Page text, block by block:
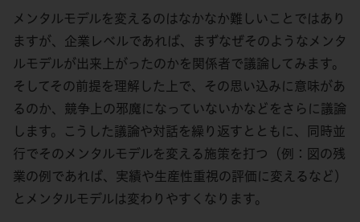
メンタルモデルを変えるのはなかなか難しいことではあり
ますが、企業レベルであれば、まずなぜそのようなメンタ
ルモデルが出来上がったのかを関係者で議論してみます。
そしてその前提を理解した上で、その思い込みに意味があ
るのか、競争上の邪魔になっていないかなどをさらに議論
します。こうした議論や対話を繰り返すとともに、同時並
行でそのメンタルモデルを変える施策を打つ（例：図の残
業の例であれば、実績や生産性重視の評価に変えるなど）
とメンタルモデルは変わりやすくなります。